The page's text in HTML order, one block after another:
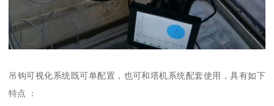
吊钩可视化系统既可单配置，也可和塔机系统配套使用，具有如下
特点 ：